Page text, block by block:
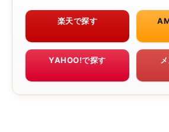
楽天で探す
YAHOO!で探す